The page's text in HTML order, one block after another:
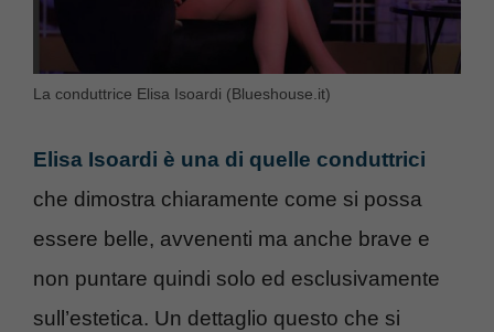
La conduttrice Elisa Isoardi (Blueshouse.it)
Elisa Isoardi è una di quelle conduttrici
che dimostra chiaramente come si possa
essere belle, avvenenti ma anche brave e
non puntare quindi solo ed esclusivamente
sull’estetica. Un dettaglio questo che si